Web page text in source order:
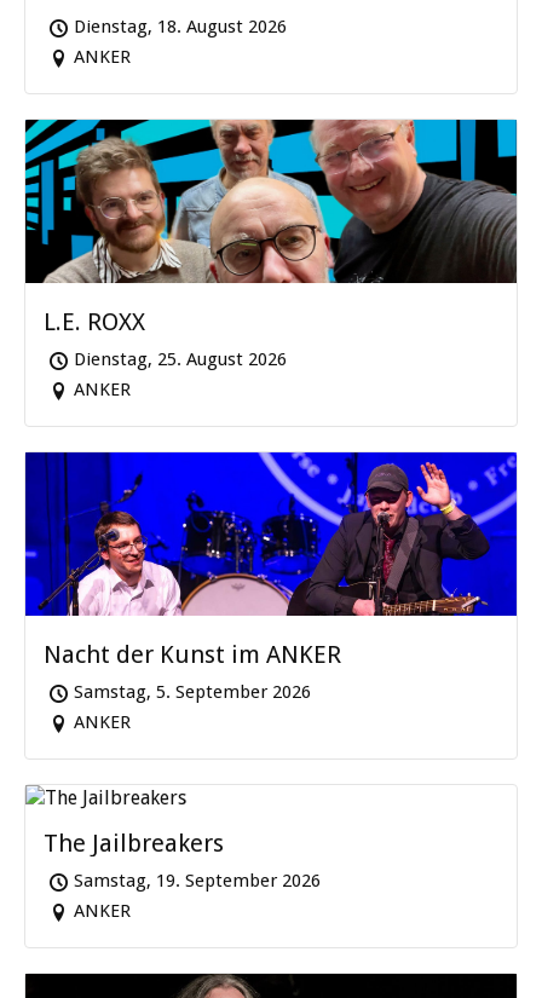
Dienstag, 18. August 2026
ANKER
L.E. ROXX
Dienstag, 25. August 2026
ANKER
Nacht der Kunst im ANKER
Samstag, 5. September 2026
ANKER
The Jailbreakers
Samstag, 19. September 2026
ANKER